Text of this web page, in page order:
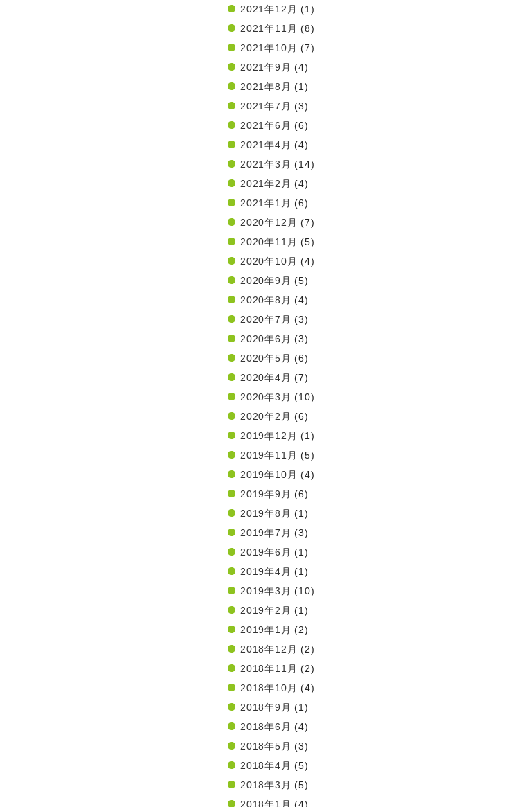
2021年12月 (1)
2021年11月 (8)
2021年10月 (7)
2021年9月 (4)
2021年8月 (1)
2021年7月 (3)
2021年6月 (6)
2021年4月 (4)
2021年3月 (14)
2021年2月 (4)
2021年1月 (6)
2020年12月 (7)
2020年11月 (5)
2020年10月 (4)
2020年9月 (5)
2020年8月 (4)
2020年7月 (3)
2020年6月 (3)
2020年5月 (6)
2020年4月 (7)
2020年3月 (10)
2020年2月 (6)
2019年12月 (1)
2019年11月 (5)
2019年10月 (4)
2019年9月 (6)
2019年8月 (1)
2019年7月 (3)
2019年6月 (1)
2019年4月 (1)
2019年3月 (10)
2019年2月 (1)
2019年1月 (2)
2018年12月 (2)
2018年11月 (2)
2018年10月 (4)
2018年9月 (1)
2018年6月 (4)
2018年5月 (3)
2018年4月 (5)
2018年3月 (5)
2018年1月 (4)